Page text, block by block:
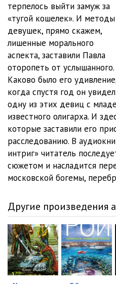
Roi_V_setyah_010
Roi_V_setyah_011
Roi_V_setyah_012
Roi_V_setyah_013
Roi_V_setyah_014
Roi_V_setyah_015
Roi_V_setyah_016
Roi_V_setyah_017
Roi_V_setyah_018
Roi_V_setyah_020
Roi_V_setyah_021
Roi_V_setyah_022
Roi_V_setyah_023
терпелось выйти замуж за
«тугой кошелек». И методы
девушек, прямо скажем,
лишенные морального
аспекта, заставили Павла
оторопеть от услышанного.
Каково было его
когда спустя год он увидел
одну из этих девиц с
известного олигарха. И
которые заставили его
расследованию. В
интриг» читатель
сюжетом и насладится
московской богемы,
Другие произведения